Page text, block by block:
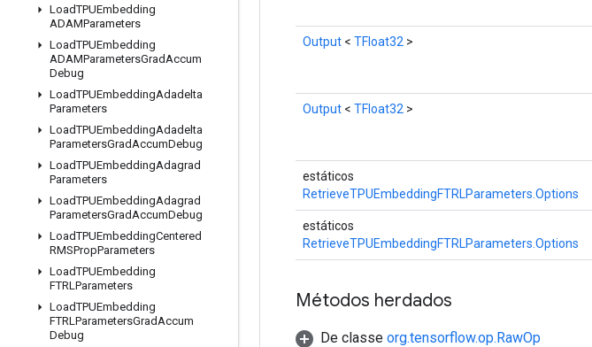
LoadTPUEmbedding
ADAMParameters
LoadTPUEmbedding
ADAMParametersGradAccum
Debug
LoadTPUEmbeddingAdadelta
Parameters
LoadTPUEmbeddingAdadelta
ParametersGradAccumDebug
LoadTPUEmbeddingAdagrad
Parameters
LoadTPUEmbeddingAdagrad
ParametersGradAccumDebug
LoadTPUEmbeddingCentered
RMSPropParameters
LoadTPUEmbedding
FTRLParameters
LoadTPUEmbedding
FTRLParametersGradAccum
Debug
Output < TFloat32 >
Output < TFloat32 >
estáticos
RetrieveTPUEmbeddingFTRLParameters.Options
estáticos
RetrieveTPUEmbeddingFTRLParameters.Options
Métodos herdados
De classe org.tensorflow.op.RawOp